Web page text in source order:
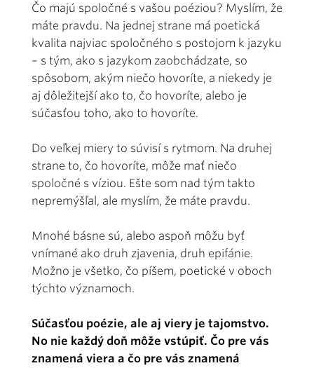
Čo majú spoločné s vašou poéziou? Myslím, že
máte pravdu. Na jednej strane má poetická
kvalita najviac spoločného s postojom k jazyku
– s tým, ako s jazykom zaobchádzate, so
spôsobom, akým niečo hovoríte, a niekedy je
aj dôležitejší ako to, čo hovoríte, alebo je
súčasťou toho, ako to hovoríte.
Do veľkej miery to súvisí s rytmom. Na druhej
strane to, čo hovoríte, môže mať niečo
spoločné s víziou. Ešte som nad tým takto
nepremýšľal, ale myslím, že máte pravdu.
Mnohé básne sú, alebo aspoň môžu byť
vnímané ako druh zjavenia, druh epifánie.
Možno je všetko, čo píšem, poetické v oboch
týchto významoch.
Súčasťou poézie, ale aj viery je tajomstvo.
No nie každý doň môže vstúpiť. Čo pre vás
znamená viera a čo pre vás znamená